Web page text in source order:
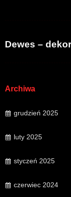
Dewes –
Archiwa
grudzień 2025
luty 2025
styczeń 2025
czerwiec 2024